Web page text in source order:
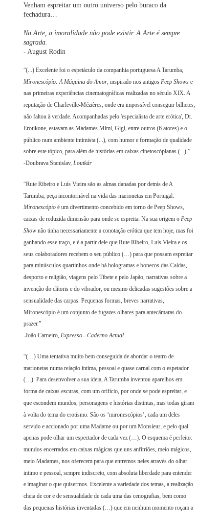
Venham espreitar um outro universo pelo buraco da
fechadura…
Na Arte, a imoralidade não pode existir. A Arte é sempre
sagrada.
- August Rodin
“(...) Excelente foi o espetáculo da companhia portuguesa A Tarumba,
Mironescópio: A Máquina do Amor , inspirado nos antigos Peep Shows e
nas primeiras experiências cinematográficas realizadas no século XIX. A
reputação de Charleville-Mézières, onde era impossível conseguir bilhetes,
não faltou à verdade. Acompanhadas pelo 'especialista de arte erótica', Dr.
Erotikone, estavam as Madames Mimi, Gigi, entre outros (6 atores) e o
público num ambiente intimista (...), com humor e formação de qualidade
sobre este tópico, para além de histórias em caixas cinetoscópianas (...).”
-Doubrava Stanislav,Loutkár
“Rute Ribeiro e Luís Vieira são as almas danadas por detrás de A
Tarumba, peça incontornável na vida das marionetas em Portugal.
Mironescópio é um divertimento concebido em torno de Peep Shows,
caixas de reduzida dimensão para onde se espreita. Na sua origem oPeep
Show não tinha necessariamente a conotação erótica que tem hoje, mas foi
ganhando esse traço, e é a partir dele que Rute Ribeiro, Luís Vieira e os
seus colaboradores recebem o seu público (…) para que possam espreitar
para minúsculos quartinhos onde há hologramas e bonecos das Caldas,
desporto e religião, viagens pelo Tibete e pelo Japão, narrativas sobre a
invenção do clítoris e do vibrador, ou mesmo delicadas sugestões sobre a
sensualidade das carpas. Pequenas formas, breves narrativas,
Mironescópio é um conjunto de fugazes olhares para antecâmaras do
prazer.”
-João Carneiro,Expresso - Caderno Actual
“(…) Uma tentativa muito bem conseguida de abordar o teatro de
marionetas numa relação intima, pessoal e quase carnal com o espetador
(…). Para desenvolver a sua ideia, A Tarumba inventou aparelhos em
forma de caixas escuras, com um orifício, por onde se pode espreitar, e
que escondem mundos, personagens e histórias distintas, mas todas giram
à volta do tema do erotismo. São os ‘mironescópios’, cada um deles
servido e accionado por uma Madame ou por um Monsieur, e pelo qual
apenas pode olhar um espectador de cada vez (…). O esquema é perfeito:
mundos encerrados em caixas mágicas que uns anfitriões, meio mágicos,
meio Madames, nos oferecem para que entremos neles através do olhar
intimo e pessoal, sempre indiscreto, com absoluta liberdade para entender
e imaginar o que quisermos. Excelente a variedade dos temas, a realização
cheia de cor e de sensualidade de cada uma das cenografias, bem como
das pequenas histórias inventadas (…) que em nenhum momento roçam a